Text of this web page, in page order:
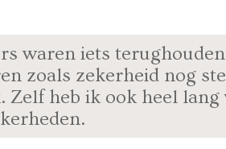
waren iets
zoals zekerheid nog
Zelf heb ik ook heel lang